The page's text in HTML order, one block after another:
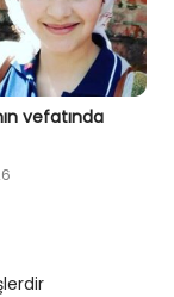
vefatında